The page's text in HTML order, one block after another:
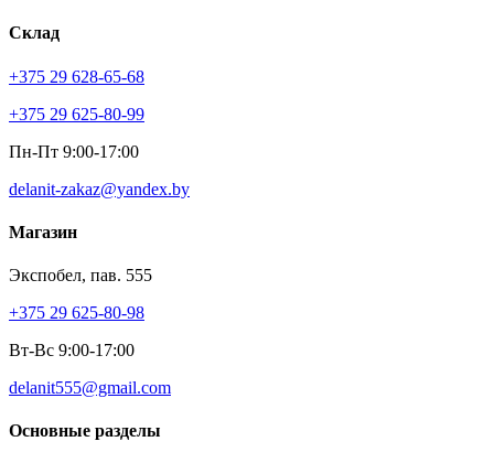
Склад
+375 29 628-65-68
+375 29 625-80-99
Пн-Пт 9:00-17:00
delanit-zakaz@yandex.by
Магазин
Экспобел, пав. 555
+375 29 625-80-98
Вт-Вс 9:00-17:00
delanit555@gmail.com
Основные разделы